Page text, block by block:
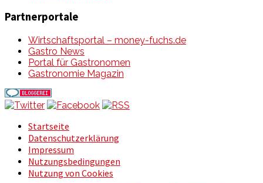
Partnerportale
Wirtschaftsportal – money-fuchs.de
Gastro News
Portal für Gastronomen
Gastronomie Magazin
Startseite
Datenschutzerklärung
Impressum
Nutzungsbedingungen
Nutzung von Cookies